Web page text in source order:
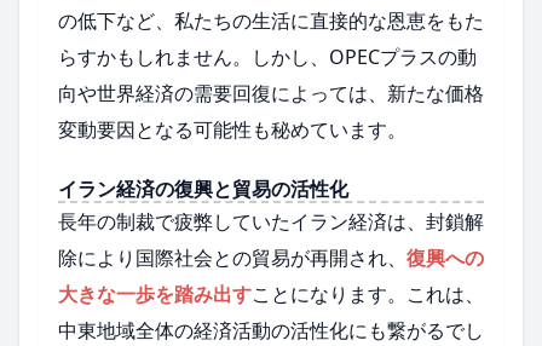
の低下など、私たちの生活に直接的な恩恵をもた
らすかもしれません。しかし、OPECプラスの動
向や世界経済の需要回復によっては、新たな価格
変動要因となる可能性も秘めています。
イラン経済の復興と貿易の活性化
長年の制裁で疲弊していたイラン経済は、封鎖解
除により国際社会との貿易が再開され、 復興への
大きな一歩を踏み出すことになります。これは、
中東地域全体の経済活動の活性化にも繋がるでし